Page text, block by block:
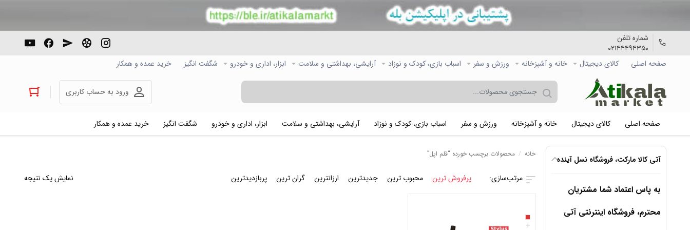
شماره تلفن
۰۲۱۴۴۴۹۴۳۵۰
صفحه اصلی
کالاي دیجیتال خانه و آشپزخانه ورزش و سفر اسباب بازی، کودک و نوزاد آرایشی، بهداشتی و سلامت ابزار، اداری و خودرو شگفت انگیز خرید عمده و همکار
ورود به حساب کاربری
صفحه اصلی کالاي دیجیتال خانه و آشپزخانه ورزش و سفر اسباب بازی، کودک و نوزاد آرایشی، بهداشتی و سلامت ابزار، اداری و خودرو شگفت انگیز خرید عمده و همکار
آتی کالا مارکت، فروشگاه نسل آینده
به پاس اعتماد شما مشتریان
محترم، فروشگاه اینترنتی آتی
خانه / محصولات برچسب خورده “قلم اپل”
نمایش یک نتیجه پرفروش ترین محبوب ترین جدیدترین ارزانترین گران ترین پربازدیدترین
+